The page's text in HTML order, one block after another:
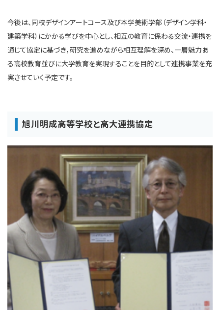
今後は、同校デザインアートコース及び本学美術学部（デザイン学科・
建築学科）にかかる学びを中心とし、相互の教育に係わる交流・連携を
通じて協定に基づき，研究を進めながら相互理解を深め、一層魅力あ
る高校教育並びに大学教育を実現することを目的として連携事業を充
実させていく予定です。
旭川明成高等学校と高大連携協定